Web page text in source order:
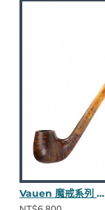
Vauen 魔戒系列 Modon 長斗